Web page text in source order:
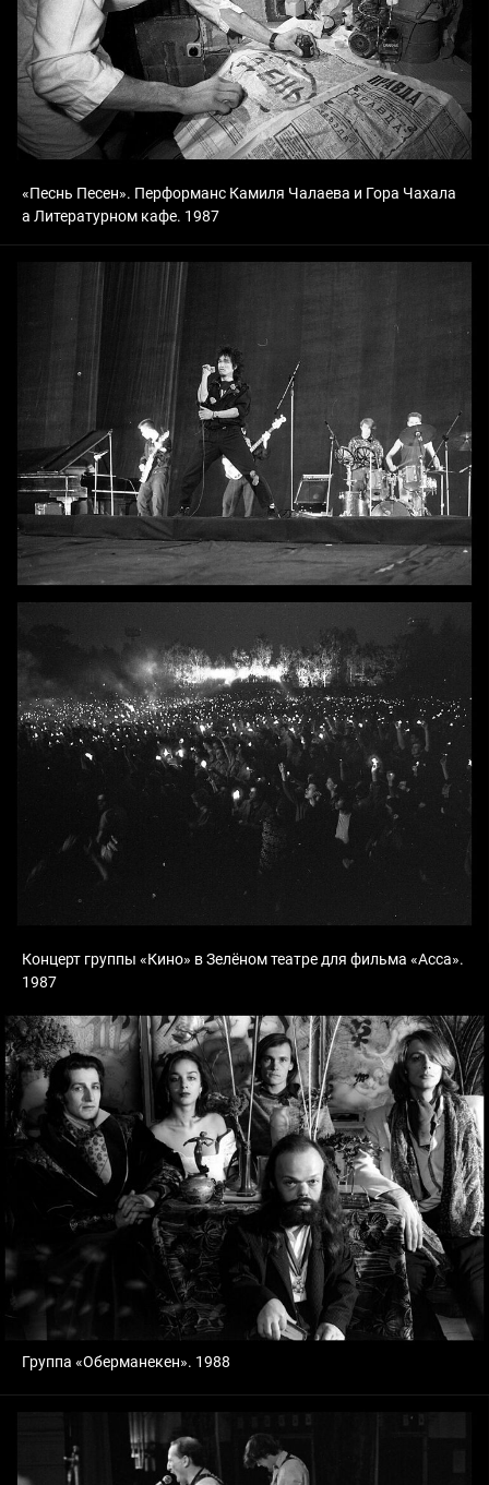
«Песнь Песен». Перформанс Камиля Чалаева и Гора Чахала
а Литературном кафе. 1987
Концерт группы «Кино» в Зелёном театре для фильма «Асса».
1987
Группа «Оберманекен». 1988